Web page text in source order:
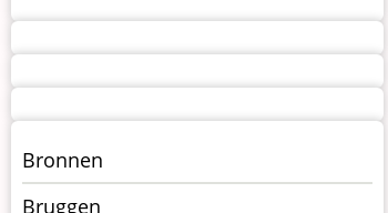
Menu
kunstwerken
Bronnen
Bruggen